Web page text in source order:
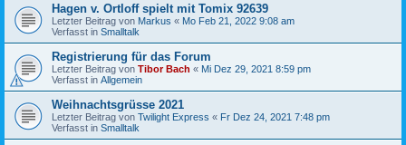
Hagen v. Ortloff spielt mit Tomix 92639
Letzter Beitrag von Markus « Mo Feb 21, 2022 9:08 am
Verfasst in Smalltalk
Registrierung für das Forum
Letzter Beitrag von Tibor Bach « Mi Dez 29, 2021 8:59 pm
Verfasst in Allgemein
Weihnachtsgrüsse 2021
Letzter Beitrag von Twilight Express « Fr Dez 24, 2021 7:48 pm
Verfasst in Smalltalk